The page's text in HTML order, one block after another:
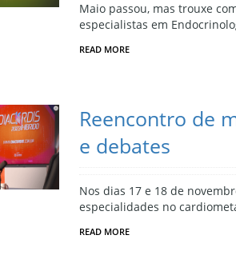
Maio passou, mas trouxe
especialistas em
READ MORE
Reencontro de
e debates
Nos dias 17 e 18 de
especialidades no
READ MORE